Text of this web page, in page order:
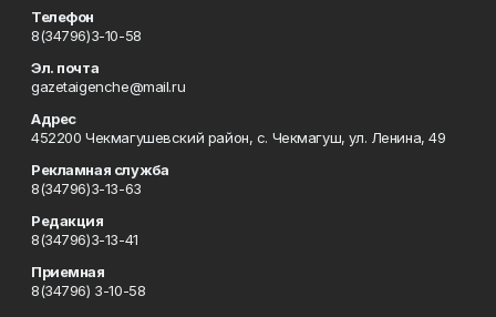
Телефон
8(34796)3-10-58
Эл. почта
gazetaigenche@mail.ru
Адрес
452200 Чекмагушевский район, с. Чекмагуш, ул. Ленина, 49
Рекламная служба
8(34796)3-13-63
Редакция
8(34796)3-13-41
Приемная
8(34796) 3-10-58